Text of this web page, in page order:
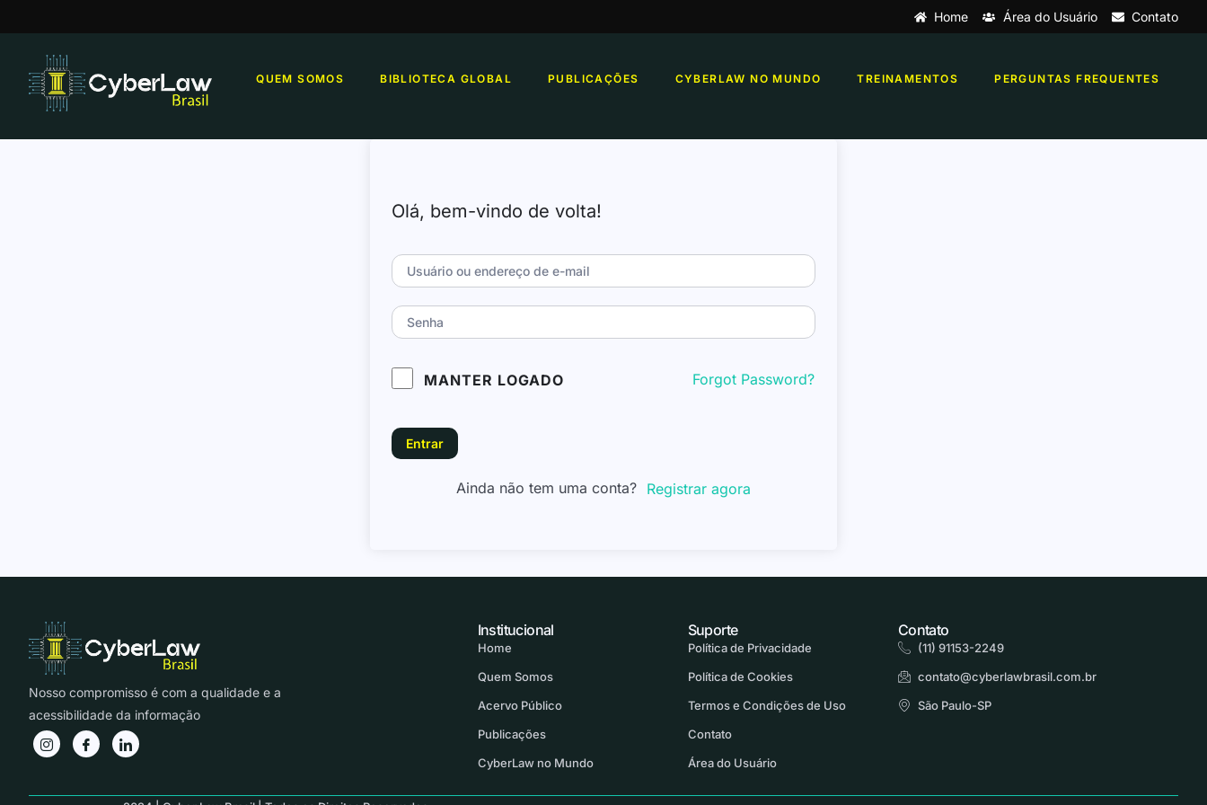
Home Área do Usuário Contato
QUEM SOMOS BIBLIOTECA GLOBAL PUBLICAÇÕES CYBERLAW NO MUNDO TREINAMENTOS PERGUNTAS FREQUENTES
Olá, bem-vindo de volta!
MANTER LOGADO Forgot Password?
Entrar
Ainda não tem uma conta? Registrar agora
Nosso compromisso é com a qualidade e a
acessibilidade da informação
Suporte
Política de Privacidade
Política de Cookies
Termos e Condições de Uso
Contato
Área do Usuário
Contato
(11) 91153-2249
contato@cyberlawbrasil.com.br
São Paulo-SP
Institucional
Home
Quem Somos
Acervo Público
Publicações
CyberLaw no Mundo